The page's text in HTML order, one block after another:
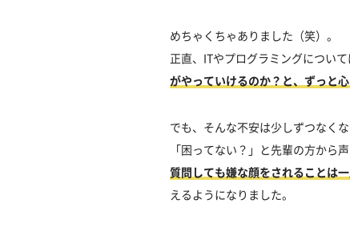
めちゃくちゃありました（笑）。
正直、ITやプログラミングについ
がやっていけるのか？と、ずっと
でも、そんな不安は少しずつなく
「困ってない？」と先輩の方から
質問しても嫌な顔をされることは
えるようになりました。